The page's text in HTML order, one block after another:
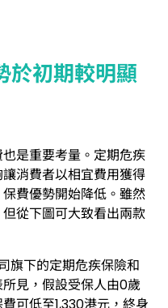
於初期較明顯
是重要考量。定期危疾
消費者以相宜費用獲得
費優勢開始降低。雖然
從下圖可大致看出兩款
旗下的定期危疾保險和
見，假設受保人由0歲
可低至1,330港元，終身